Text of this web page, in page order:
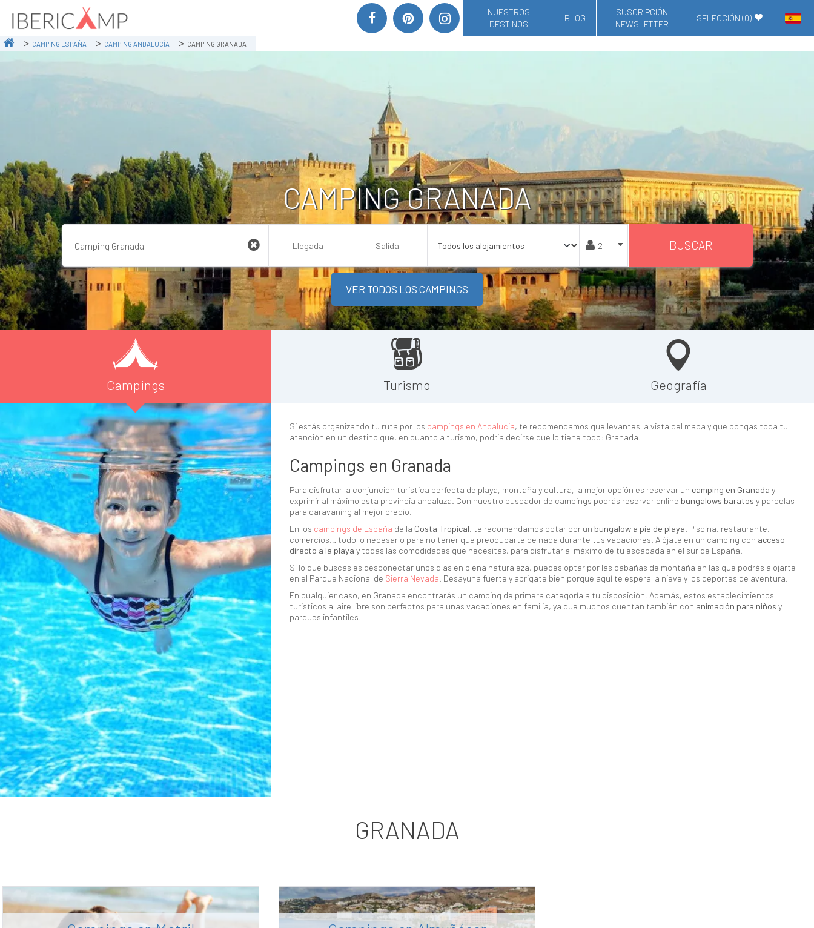
NUESTROS
DESTINOS
BLOG
SUSCRIPCIÓN
NEWSLETTER
SELECCIÓN (0)
CAMPING ESPAÑA CAMPING ANDALUCÍA CAMPING GRANADA
CAMPING GRANADA
BUSCAR
VER TODOS LOS CAMPINGS
Campings Turismo Geografía
Si estás organizando tu ruta por los campings en Andalucía, te recomendamos que levantes la vista del mapa y que pongas toda tu
atención en un destino que, en cuanto a turismo, podría decirse que lo tiene todo: Granada.
Campings en Granada
Para disfrutar la conjunción turística perfecta de playa, montaña y cultura, la mejor opción es reservar un camping en Granada y
exprimir al máximo esta provincia andaluza. Con nuestro buscador de campings podrás reservar online bungalows baratos y parcelas
para caravaning al mejor precio.
En los campings de España de la Costa Tropical, te recomendamos optar por un bungalow a pie de playa . Piscina, restaurante,
comercios… todo lo necesario para no tener que preocuparte de nada durante tus vacaciones. Alójate en un camping con acceso
directo a la playa y todas las comodidades que necesitas, para disfrutar al máximo de tu escapada en el sur de España.
Si lo que buscas es desconectar unos días en plena naturaleza, puedes optar por las cabañas de montaña en las que podrás alojarte
en el Parque Nacional de Sierra Nevada . Desayuna fuerte y abrígate bien porque aquí te espera la nieve y los deportes de aventura.
En cualquier caso, en Granada encontrarás un camping de primera categoría a tu disposición. Además, estos establecimientos
turísticos al aire libre son perfectos para unas vacaciones en familia, ya que muchos cuentan también con animación para niños y
parques infantiles.
GRANADA